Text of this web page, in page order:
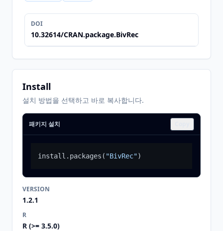
DOI
10.32614/CRAN.package.BivRec
Install
설치 방법을 선택하고 바로 복사합니다.
패키지 설치
install.packages ( "BivRec")
VERSION
1.2.1
R
R (>= 3.5.0)